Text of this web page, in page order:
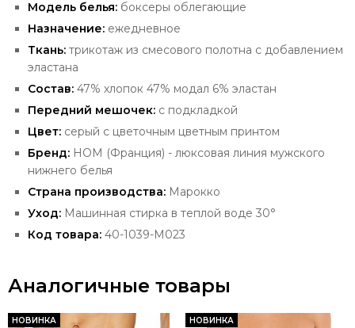
Модель белья: боксеры облегающие
Назначение: ежедневное
Ткань: трикотаж из смесового полотна с добавлением
эластана
Состав: 47% хлопок 47% модал 6% эластан
Передний мешочек: с подкладкой
Цвет: серый с цветочным цветным принтом
Бренд: HOM (Франция) - люксовая линия мужского
нижнего белья
Страна производства: Марокко
Уход: Машинная стирка в теплой воде 30°
Код товара: 40-1039-M023
Аналогичные товары
НОВИНКА НОВИНКА